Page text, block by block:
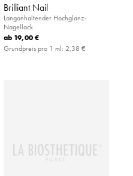
Brilliant Nail
Langanhaltender Hochglanz-
Nagellack
ab 19,00 €
Grundpreis pro 1 ml: 2,38 €